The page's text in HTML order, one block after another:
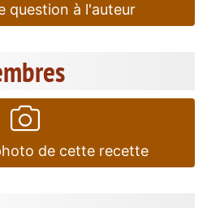
question à l'auteur
de cette recette